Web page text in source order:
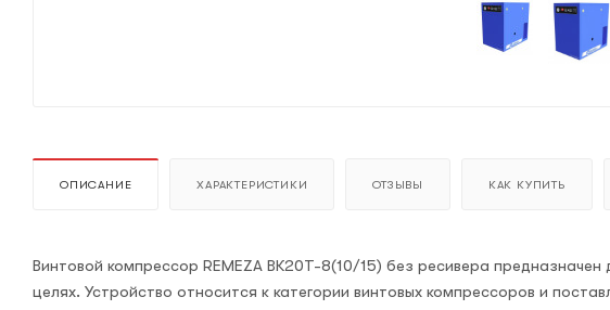
ОПИСАНИЕ ХАРАКТЕРИСТИКИ ОТЗЫВЫ КАК КУПИТЬ
Винтовой компрессор REMEZA ВК20Т-8(10/15) без ресивера
целях. Устройство относится к категории винтовых компрессоров и